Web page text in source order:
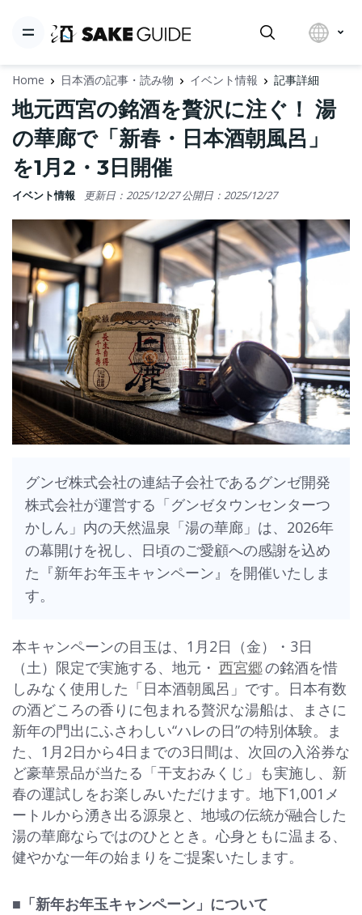
Home 日本酒の記事・読み物 イベント情報 記事詳細
地元西宮の銘酒を贅沢に注ぐ！ 湯
の華廊で「新春・日本酒朝風呂」
を1月2・3日開催
イベント情報 更新日：2025/12/27公開日：2025/12/27
グンゼ株式会社の連結子会社であるグンゼ開発
株式会社が運営する「グンゼタウンセンターつ
かしん」内の天然温泉「湯の華廊」は、2026年
の幕開けを祝し、日頃のご愛顧への感謝を込め
た『新年お年玉キャンペーン』を開催いたしま
す。
本キャンペーンの目玉は、1月2日（金）・3日
（土）限定で実施する、地元・ 西宮郷の銘酒を惜
しみなく使用した「日本酒朝風呂」です。日本有数
の酒どころの香りに包まれる贅沢な湯船は、まさに
新年の門出にふさわしい“ハレの日”の特別体験。ま
た、1月2日から4日までの3日間は、次回の入浴券な
ど豪華景品が当たる「干支おみくじ」も実施し、新
春の運試しをお楽しみいただけます。地下1,001メ
ートルから湧き出る源泉と、地域の伝統が融合した
湯の華廊ならではのひととき。心身ともに温まる、
健やかな一年の始まりをご提案いたします。
■「新年お年玉キャンペーン」について